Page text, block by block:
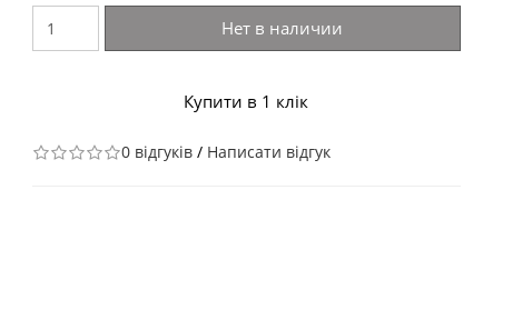
Нет в наличии
Купити в 1 клік
0 відгуків/ Написати відгук